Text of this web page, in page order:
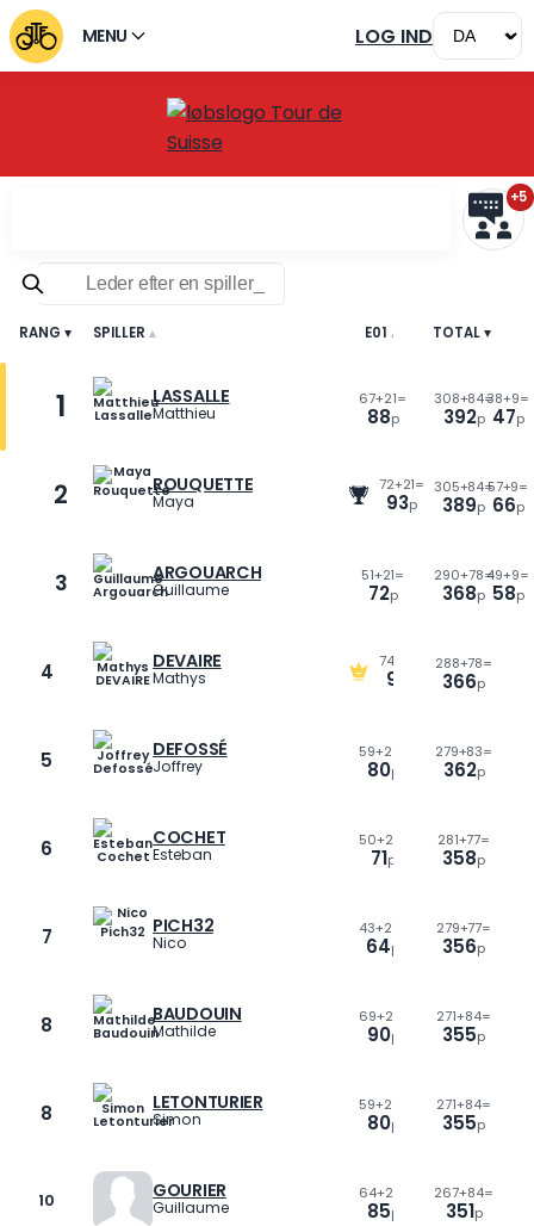
MENU LOG IND
+5
Rangliste Tour de Suisse
RANG ▲ SPILLER ▲ E01 ▲ E02
TOTAL ▲
1 LASSALLE
Matthieu
67+21=
88p
38+9=
47p
308+84=
392p
2 ROUQUETTE
Maya
72+21=
93p
57+9=
66p
305+84=
389p
3 ARGOUARCH
Guillaume
51+21=
72p
49+9=
58p
290+78=
368p
4 DEVAIRE
Mathys
74
95
57
288+78=
366p
5 DEFOSSÉ
Joffrey
59+21=
80p
33
279+83=
362p
6 COCHET
Esteban
50+21=
71p
281+77=
358p
7 PICH32
Nico
43+21=
64p
279+77=
356p
8 BAUDOUIN
Mathilde
69+21=
90p
46
271+84=
355p
8 LETONTURIER
Simon
59+21=
80p
271+84=
355p
10 GOURIER
Guillaume
64+21=
85p
23
267+84=
351p